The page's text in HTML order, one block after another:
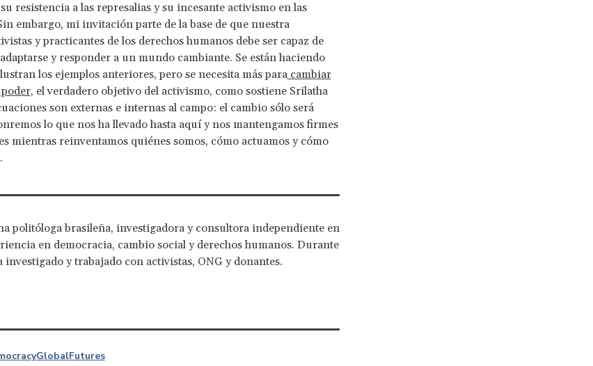
resistencia a las represalias y su incesante activismo en las
embargo, mi invitación parte de la base de que nuestra
y practicantes de los derechos humanos debe ser capaz de
y responder a un mundo cambiante. Se están haciendo
los ejemplos anteriores, pero se necesita más paracambiar
, el verdadero objetivo del activismo, como sostiene Srilatha
son externas e internas al campo: el cambio sólo será
lo que nos ha llevado hasta aquí y nos mantengamos firmes
mientras reinventamos quiénes somos, cómo actuamos y cómo
politóloga brasileña, investigadora y consultora independiente en
en democracia, cambio social y derechos humanos. Durante
investigado y trabajado con activistas, ONG y donantes.
GlobalFutures